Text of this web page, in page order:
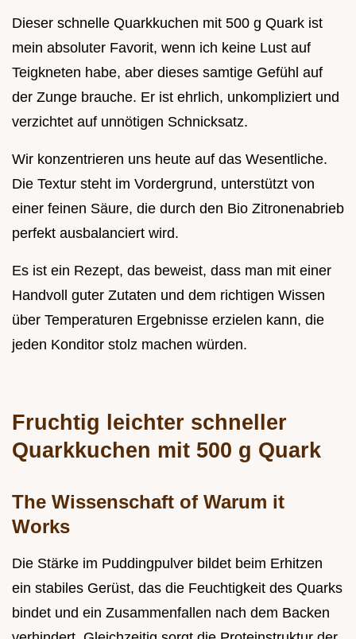
Dieser schnelle Quarkkuchen mit 500 g Quark ist
mein absoluter Favorit, wenn ich keine Lust auf
Teigkneten habe, aber dieses samtige Gefühl auf
der Zunge brauche. Er ist ehrlich, unkompliziert und
verzichtet auf unnötigen Schnicksatz.
Wir konzentrieren uns heute auf das Wesentliche.
Die Textur steht im Vordergrund, unterstützt von
einer feinen Säure, die durch den Bio Zitronenabrieb
perfekt ausbalanciert wird.
Es ist ein Rezept, das beweist, dass man mit einer
Handvoll guter Zutaten und dem richtigen Wissen
über Temperaturen Ergebnisse erzielen kann, die
jeden Konditor stolz machen würden.
Fruchtig leichter schneller
Quarkkuchen mit 500 g Quark
The Wissenschaft of Warum it
Works
Die Stärke im Puddingpulver bildet beim Erhitzen
ein stabiles Gerüst, das die Feuchtigkeit des Quarks
bindet und ein Zusammenfallen nach dem Backen